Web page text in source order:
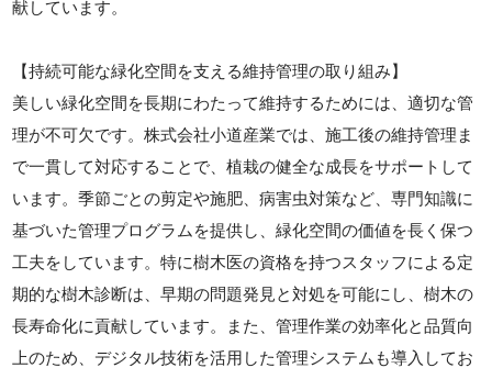
献しています。
【持続可能な緑化空間を支える維持管理の取り組み】
美しい緑化空間を長期にわたって維持するためには、適切な管
理が不可欠です。株式会社小道産業では、施工後の維持管理ま
で一貫して対応することで、植栽の健全な成長をサポートして
います。季節ごとの剪定や施肥、病害虫対策など、専門知識に
基づいた管理プログラムを提供し、緑化空間の価値を長く保つ
工夫をしています。特に樹木医の資格を持つスタッフによる定
期的な樹木診断は、早期の問題発見と対処を可能にし、樹木の
長寿命化に貢献しています。また、管理作業の効率化と品質向
上のため、デジタル技術を活用した管理システムも導入してお